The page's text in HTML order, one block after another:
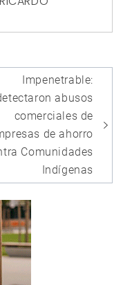
Impenetrable:
abusos
comerciales de
de ahorro
Comunidades
Indígenas